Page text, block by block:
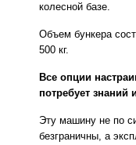
колесной базе.
Объем бункера
500 кг.
Все опции
потребует
Эту машину не по
безграничны, а